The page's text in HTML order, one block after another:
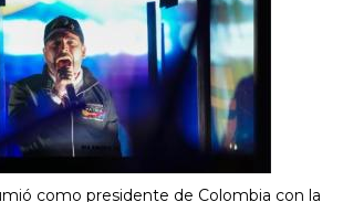
como presidente de Colombia con la